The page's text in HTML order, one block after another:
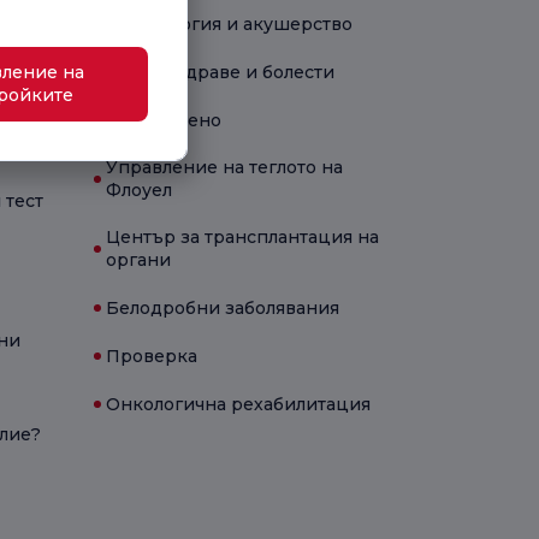
Гинекология и акушерство
Детско здраве и болести
Новородено
Управление на теглото на
Флоуел
Център за трансплантация на
органи
Белодробни заболявания
Проверка
Онкологична рехабилитация
на